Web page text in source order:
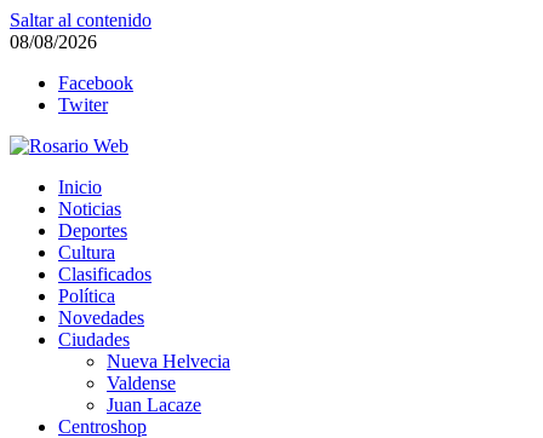
Saltar al contenido
08/08/2026
Facebook
Twiter
Rosario Web
Todas la noticias de Rosario y la zona
Inicio
Noticias
Deportes
Cultura
Clasificados
Política
Novedades
Ciudades
Nueva Helvecia
Valdense
Juan Lacaze
Centroshop